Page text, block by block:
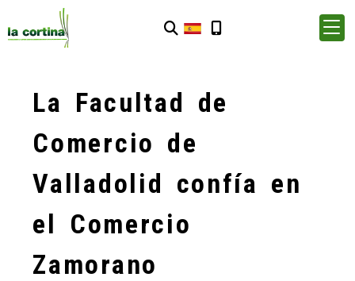
La Facultad de
Comercio de
Valladolid confía en
el Comercio
Zamorano